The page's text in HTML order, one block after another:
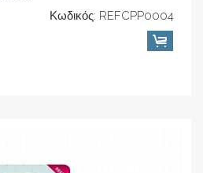
Κωδικός: REFCPP0004